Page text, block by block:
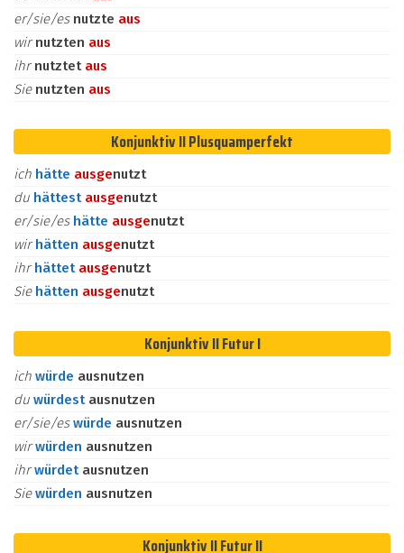
er/sie/es nutzte aus
wirnutzten aus
ihrnutztet aus
Sie nutzten aus
Konjunktiv II Plusquamperfekt
ich hätte ausgenutzt
du hättest ausgenutzt
er/sie/es hätte ausgenutzt
wirhätten ausgenutzt
ihrhättet ausgenutzt
Sie hätten ausgenutzt
Konjunktiv II Futur I
ich würde ausnutzen
du würdest ausnutzen
er/sie/eswürde ausnutzen
wirwürden ausnutzen
ihrwürdet ausnutzen
Siewürden ausnutzen
Konjunktiv II Futur II